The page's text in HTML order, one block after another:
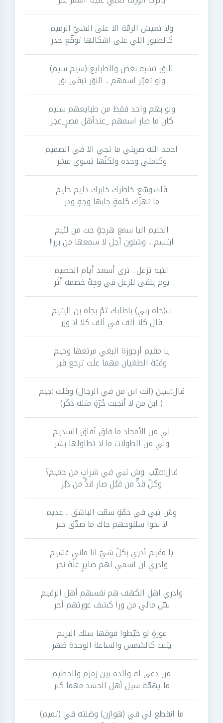
ولا تعيش الرمّة الا على الشيّ الرميم
كالطيور اللي على اشكالها توقّع حدر
النوَر تشبه بعَض والطبايع (سيم سيم)
ولو تغيّر اسمهم .. النوَر تبقى نوَر
ولو بهم واحد فقط من طبايعهم سليم
كان ما صار اسمهم _عندأهل مصرٍ_غجر
احمد الله ضربتي ما تجي الا في الصميم
وكلمتي وحده ولكنّها تسوى عشر
قلت:وسّع خاطرك خابرك دايم حليم
ما تهزّك كلمةٍ جابها وجهٍ ودر
الحليم اليا سمع هرجةٍ جت من لئيم
ابتسم .. وشلون أجل لا سمعها من بزر!!
انتبه تزعل . ترى أسعد أيام الخصيم
يوم يلقى للزعل في وجِهْ خصمه أثَر
ب(جاه ربي) باطلبك ثمْ بجاه بن اليتيم
قال كلا ألف في ألف كلا لا وزر
يا مقيم أرجوزة البغي مرتعها وخيم
وقبّة الطغيان مهما علَت ترجع قبر
قال:سين (انت ابن من في الرجال) وقلت :جيم
( ابن من لا أنجبت حُرّةٍ مثله ذَكَر)
لي من الأمجاد ما فاق آفاق السديم
ولي من الطولات ما لا تطاولها بشر
قال:طيّب .وش تبي في شرابٍ من حميم؟
وكلّ قدٍّ من قبُل صار قدٍّ من دبُر
وش تبي في خمّةٍ سمّت الباشق .. عديم
لا نخوا سلتوحهم جاك ما صدّق خبر
يا مقيم أدري بكلْ شيّ انا ماني غشيم
وادري ان اسمي لهم صايرٍ علّة نحر
وادري اهل الكهف هم نفسهم أهل الرقيم
بسّ مالي من ورا كشف عورتهم أجر
عورةٍ لو خيّطوا فوقها سلك البريم
بيّنت كالشمس والساعة الوحدة ظهر
من دعى له والده بين زمزم والحطيم
ما يهمّه سيل أهل الحسَد مهما كبر
ما انقطع لي في (هوازن) وصَلته في (تميم)